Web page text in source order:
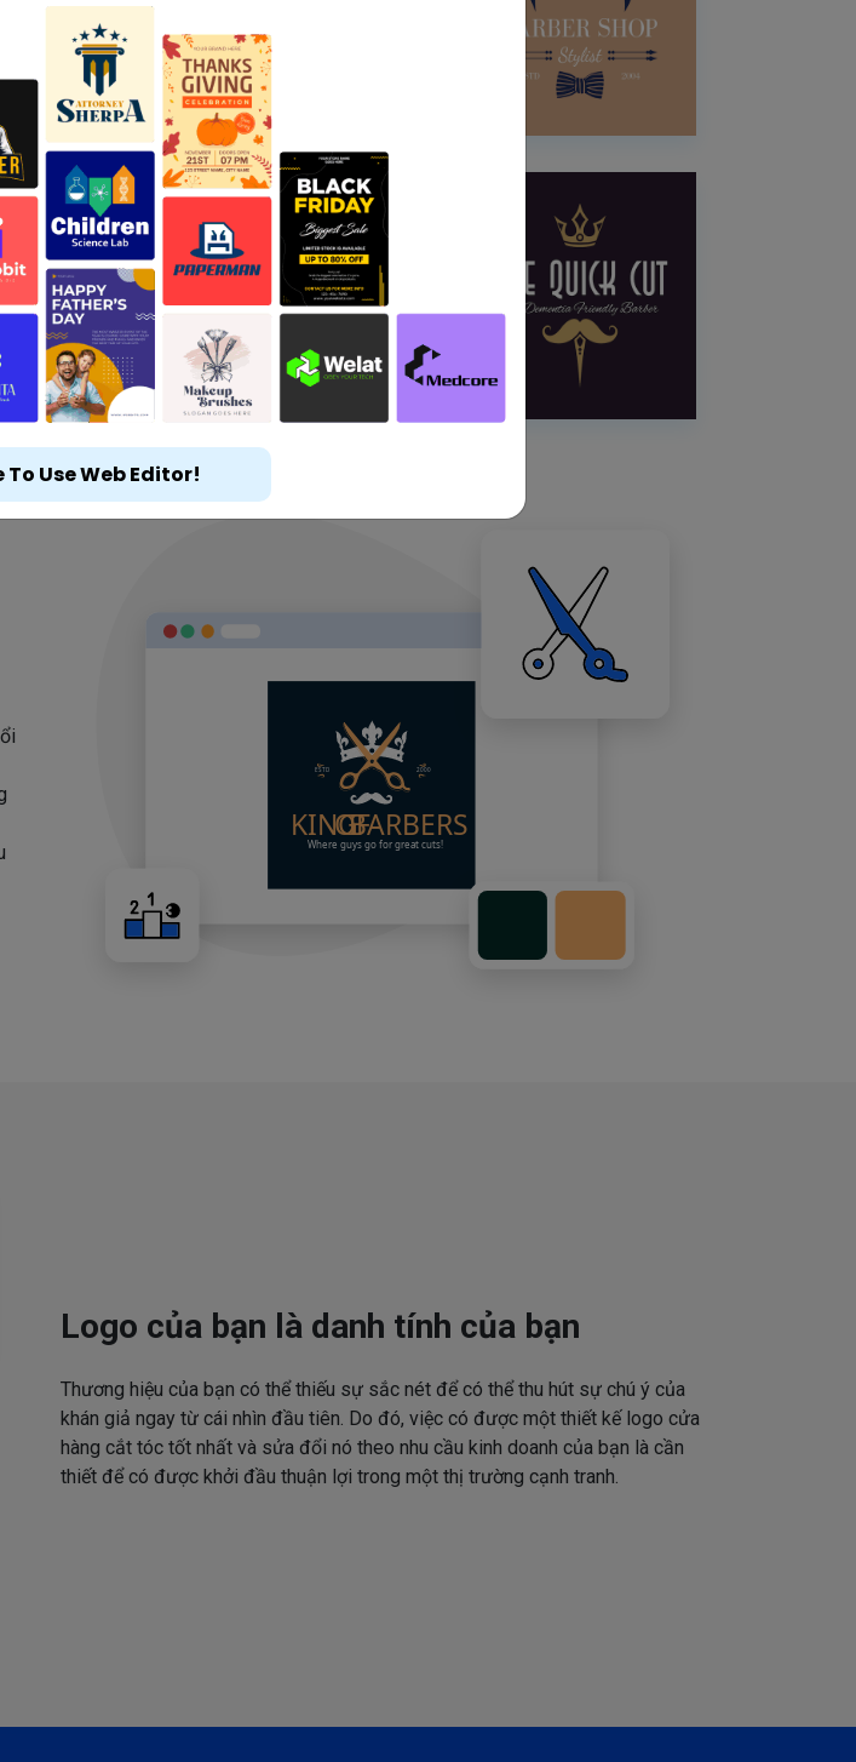
Logo của bạn là danh tính của bạn
Thương hiệu của bạn có thể thiếu sự sắc nét để có thể thu hút sự chú ý của
khán giả ngay từ cái nhìn đầu tiên. Do đó, việc có được một thiết kế logo cửa
hàng cắt tóc tốt nhất và sửa đổi nó theo nhu cầu kinh doanh của bạn là cần
thiết để có được khởi đầu thuận lợi trong một thị trường cạnh tranh.
To Use Web Editor!